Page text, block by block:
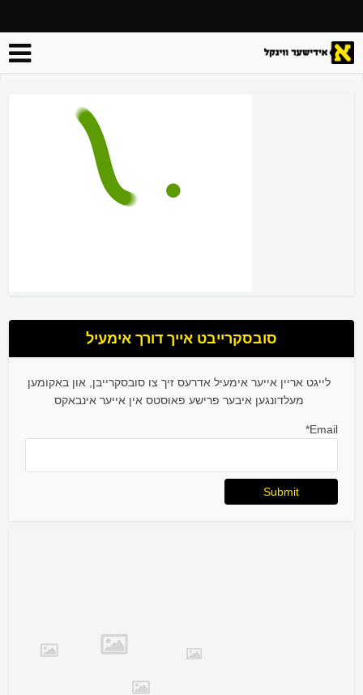
סובסקרייבט אייך דורך אימעיל
לייגט אריין אייער אימעיל אדרעס זיך צו סובסקרייבן, און באקומען
מעלדונגען איבער פרישע פאוסטס אין אייער אינבאקס
Email*